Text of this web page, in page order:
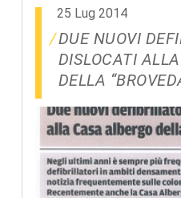
25 Lug 2014
DUE NUOVI
DISLOCATI
DELLA